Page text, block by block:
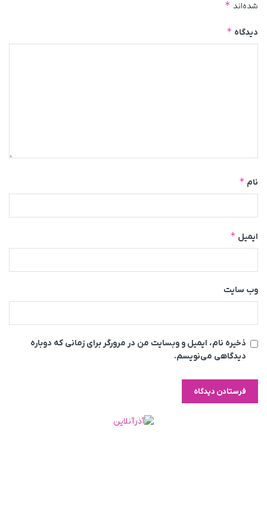
شده‌اند *
دیدگاه *
نام *
ایمیل *
وب‌ سایت
ذخیره نام، ایمیل و وبسایت من در مرورگر برای زمانی که دوباره
دیدگاهی می‌نویسم.